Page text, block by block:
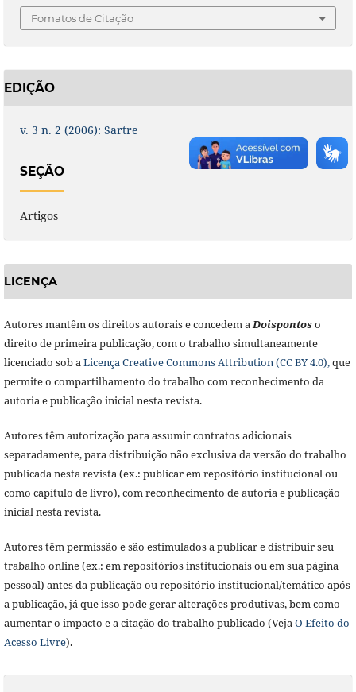
Fomatos de Citação
EDIÇÃO
v. 3 n. 2 (2006): Sartre
SEÇÃO
Artigos
LICENÇA
Autores mantêm os direitos autorais e concedem aDoispontoso
direito de primeira publicação, com o trabalho simultaneamente
licenciado sob aLicença Creative Commons Attribution (CC BY 4.0),que
permite o compartilhamento do trabalho com reconhecimento da
autoria e publicação inicial nesta revista.
Autores têm autorização para assumir contratos adicionais
separadamente, para distribuição não exclusiva da versão do trabalho
publicada nesta revista (ex.: publicar em repositório institucional ou
como capítulo de livro), com reconhecimento de autoria e publicação
inicial nesta revista.
Autores têm permissão e são estimulados a publicar e distribuir seu
trabalho online (ex.: em repositórios institucionais ou em sua página
pessoal) antes da publicação ou repositório institucional/temático após
a publicação, já que isso pode gerar alterações produtivas, bem como
aumentar o impacto e a citação do trabalho publicado (VejaO Efeito do
Acesso Livre).